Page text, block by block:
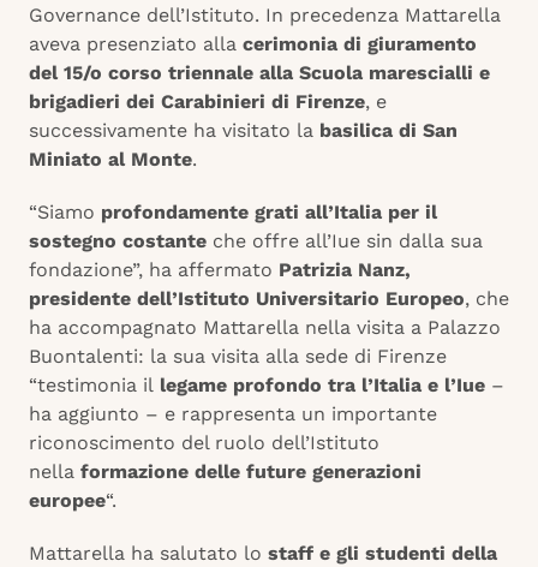
Governance dell’Istituto. In precedenza Mattarella
aveva presenziato alla cerimonia di giuramento
del 15/o corso triennale alla Scuola marescialli e
brigadieri dei Carabinieri di Firenze, e
successivamente ha visitato la basilica di San
Miniato al Monte.
“Siamo profondamente grati all’Italia per il
sostegno costante che offre all’Iue sin dalla sua
fondazione”, ha affermato Patrizia Nanz,
presidente dell’Istituto Universitario Europeo, che
ha accompagnato Mattarella nella visita a Palazzo
Buontalenti: la sua visita alla sede di Firenze
“testimonia il legame profondo tra l’Italia e l’Iue –
ha aggiunto – e rappresenta un importante
riconoscimento del ruolo dell’Istituto
nella formazione delle future generazioni
europee“.
Mattarella ha salutato lo staff e gli studenti della